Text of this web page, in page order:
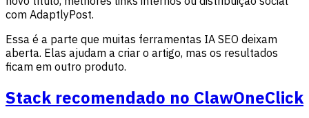
com AdaptlyPost.
Essa é a parte que muitas ferramentas IA SEO deixam
aberta. Elas ajudam a criar o artigo, mas os resultados
ficam em outro produto.
Stack recomendado no ClawOneClick